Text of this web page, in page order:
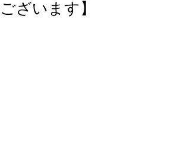
ございます】